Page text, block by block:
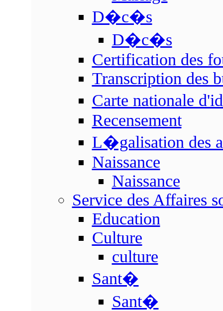
D�c�s
D�c�s
Certification des
Transcription des
Carte nationale
Recensement
L�galisation des
Naissance
Naissance
Service des Affaires
Education
Culture
culture
Sant�
Sant�